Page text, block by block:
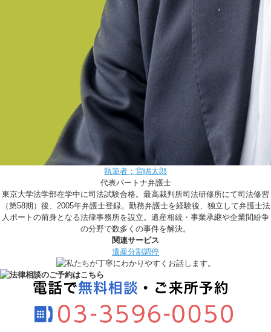
執筆者：宮嶋太郎
代表パートナ弁護士
東京大学法学部在学中に司法試験合格。最高裁判所司法研修所にて司法修習
（第58期）後、2005年弁護士登録。勤務弁護士を経験後、独立して弁護士法
人ポートの前身となる法律事務所を設立。遺産相続・事業承継や企業間紛争
の分野で数多くの事件を解決。
関連サービス
遺産分割調停